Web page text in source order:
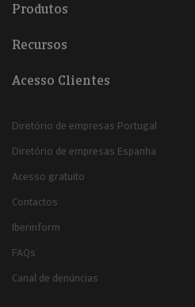
Produtos
Recursos
Acesso Clientes
Diretório de empresas Portugal
Diretório de empresas Espanha
Acesso gratuito
Contactos
Iberinform
FAQs
Canal de denúncias